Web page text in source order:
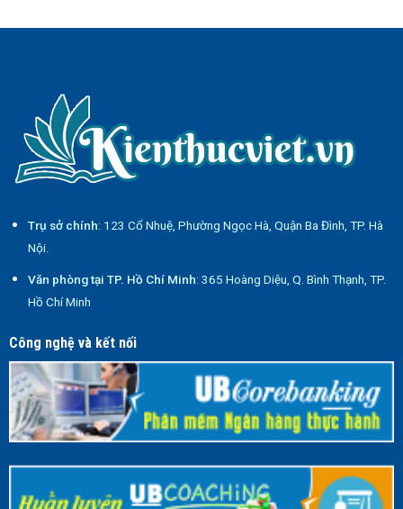
Trụ sở chính: 123 Cổ Nhuệ, Phường Ngọc Hà, Quận Ba Đình, TP. Hà
Nội.
Văn phòng tại TP. Hồ Chí Minh: 365 Hoàng Diệu, Q. Bình Thạnh, TP.
Hồ Chí Minh
Công nghệ và kết nối